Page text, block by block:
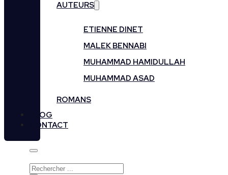
AUTEURS
ETIENNE DINET
MALEK BENNABI
MUHAMMAD HAMIDULLAH
MUHAMMAD ASAD
ROMANS
BLOG
CONTACT
Rechercher